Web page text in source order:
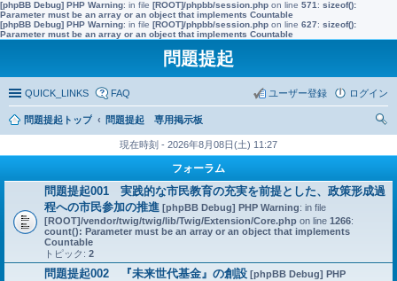
[phpBB Debug] PHP Warning: in file [ROOT]/phpbb/session.php on line 571 : sizeof():
Parameter must be an array or an object that implements Countable
[phpBB Debug] PHP Warning: in file [ROOT]/phpbb/session.php on line 627: sizeof():
Parameter must be an array or an object that implements Countable
問題提起
QUICK_LINKS FAQ ログイン
ユーザー登録
問題提起トップ
問題提起 専用掲示板
現在時刻 - 2026年8月08日(土) 11:27
フォーラム
問題提起001 実践的な市民教育の充実を前提とした、政策形成過
程への市民参加の推進 [phpBB Debug] PHP Warning: in file
[ROOT]/vendor/twig/twig/lib/Twig/Extension/Core.php on line 1266:
count(): Parameter must be an array or an object that implements
Countable
トピック: 2
問題提起002 『未来世代基金』の創設 [phpBB Debug] PHP